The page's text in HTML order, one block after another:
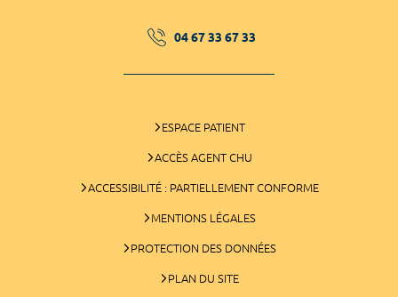
04 67 33 67 33
ESPACE PATIENT
ACCÈS AGENT CHU
ACCESSIBILITÉ : PARTIELLEMENT CONFORME
MENTIONS LÉGALES
PROTECTION DES DONNÉES
PLAN DU SITE